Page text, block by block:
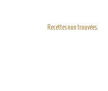
Recettes non trouvées.